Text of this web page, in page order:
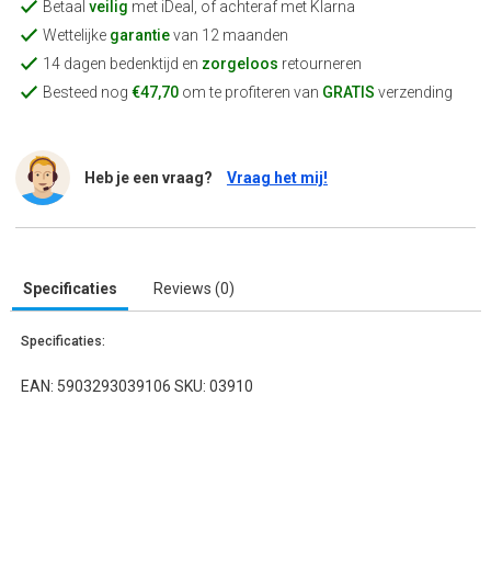
Betaal veilig met iDeal, of achteraf met Klarna
Wettelijke garantievan 12 maanden
14 dagen bedenktijd en zorgeloos retourneren
Besteed nog €47,70om te profiteren van GRATIS verzending
Heb je een vraag? Vraag het mij!
Specificaties Reviews (0)
Specificaties:
EAN: 5903293039106 SKU: 03910